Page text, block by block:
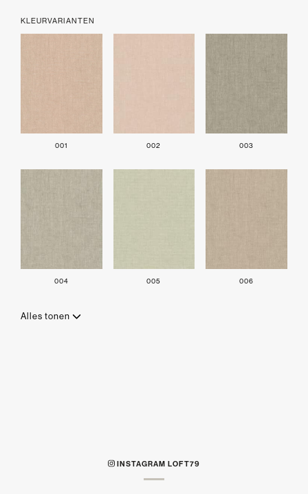
KLEURVARIANTEN
001 002 003
004 005 006
Alles tonen
INSTAGRAM LOFT79